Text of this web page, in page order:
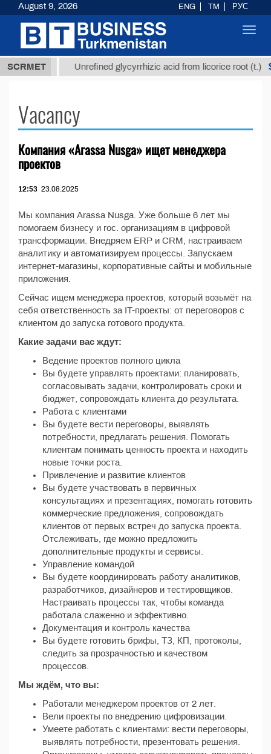
SCRMET
ТМТ Unrefined glycyrrhizic acid from licorice root (t.)
Vacancy
Компания «Arassa Nusga» ищет менеджера
проектов
12:53 23.08.2025
Мы компания Arassa Nusga. Уже больше 6 лет мы
помогаем бизнесу и гос. организациям в цифровой
трансформации. Внедряем ERP и CRM, настраиваем
аналитику и автоматизируем процессы. Запускаем
интернет-магазины, корпоративные сайты и мобильные
приложения.
Сейчас ищем менеджера проектов, который возьмёт на
себя ответственность за IT-проекты: от переговоров с
клиентом до запуска готового продукта.
Какие задачи вас ждут:
Ведение проектов полного цикла
Вы будете управлять проектами: планировать,
согласовывать задачи, контролировать сроки и
бюджет, сопровождать клиента до результата.
Работа с клиентами
Вы будете вести переговоры, выявлять
потребности, предлагать решения. Помогать
клиентам понимать ценность проекта и находить
новые точки роста.
Привлечение и развитие клиентов
Вы будете участвовать в первичных
консультациях и презентациях, помогать готовить
коммерческие предложения, сопровождать
клиентов от первых встреч до запуска проекта.
Отслеживать, где можно предложить
дополнительные продукты и сервисы.
Управление командой
Вы будете координировать работу аналитиков,
разработчиков, дизайнеров и тестировщиков.
Настраивать процессы так, чтобы команда
работала слаженно и эффективно.
Документация и контроль качества
Вы будете готовить брифы, ТЗ, КП, протоколы,
следить за прозрачностью и качеством
процессов.
Мы ждём, что вы:
Работали менеджером проектов от 2 лет.
Вели проекты по внедрению цифровизации.
Умеете работать с клиентами: вести переговоры,
выявлять потребности, презентовать решения.
August 9, 2026 ENG TM РУС